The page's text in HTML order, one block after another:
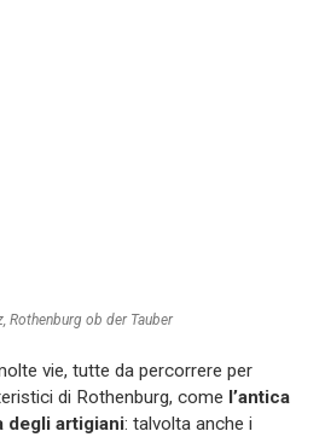
Rothenburg ob der Tauber
vie, tutte da percorrere per
di Rothenburg, come l’antica
degli artigiani: talvolta anche i